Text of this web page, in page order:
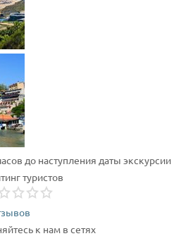
до наступления даты экскурсии
туристов
к нам в сетях